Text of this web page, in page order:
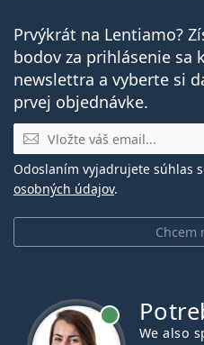
Prvýkrát na Lentiamo?
bodov za prihlásenie sa
newslettra a vyberte si
prvej objednávke.
E-mail
Chcem
Odoslaním vyjadrujete súhlas
osobných údajov.
We also